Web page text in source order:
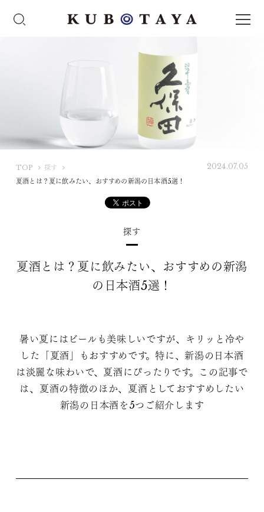
TOP
U
探す
夏酒とは？夏に飲みたい、おすすめの新潟の日本酒5選！
2024.07.05
探す
夏酒とは？夏に飲みたい、おすすめの新潟
の日本酒5選！
暑い夏にはビールも美味しいですが、キリッと冷や
した「夏酒」もおすすめです。特に、新潟の日本酒
は淡麗な味わいで、夏酒にぴったりです。この記事で
は、夏酒の特徴のほか、夏酒としておすすめしたい
新潟の日本酒を5つご紹介します